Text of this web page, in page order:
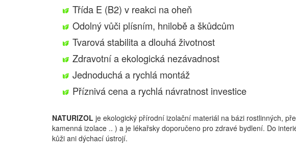
Třída E (B2) v reakci na oheň
Odolný vůči plísním, hnilobě a škůdcům
Tvarová stabilita a dlouhá životnost
Zdravotní a ekologická nezávadnost
Jednoduchá a rychlá montáž
Příznivá cena a rychlá návratnost investice
NATURIZOL je ekologický přírodní izolační materiál na bázi rostlinných,
kamenná izolace .. ) a je lékařsky doporučeno pro zdravé bydlení. Do
kůži ani dýchací ústrojí.